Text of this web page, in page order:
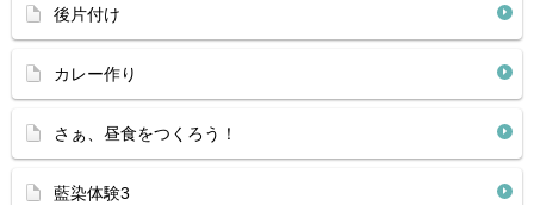
後片付け
カレー作り
さぁ、昼食をつくろう！
藍染体験3